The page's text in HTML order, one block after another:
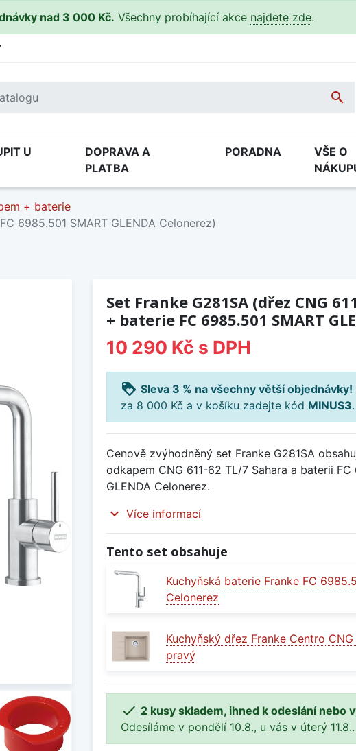
nad 3 000 Kč. Všechny probíhající akce najdete zde.

U
DOPRAVA A
PLATBA
PORADNA
VŠE O
+ baterie
6985.501 SMART GLENDA Celonerez)
Set Franke G281SA (dřez CNG
+ baterie FC 6985.501 SMART
10 290 Kč s DPH
loyalty Sleva 3 % na všechny větší objednávky!
za 8 000 Kč a v košíku zadejte kód MINUS3.
Cenově zvýhodněný set Franke G281SA
odkapem CNG 611-62 TL/7 Sahara a baterii FC
GLENDA Celonerez.
expand_more Více informací
Tento set obsahuje
Kuchyňská baterie Franke FC
Celonerez
Kuchyňský dřez Franke Centro
pravý
 2 kusy skladem, ihned k odeslání nebo
Odesíláme v pondělí 10.8., u vás v úterý 11.8..